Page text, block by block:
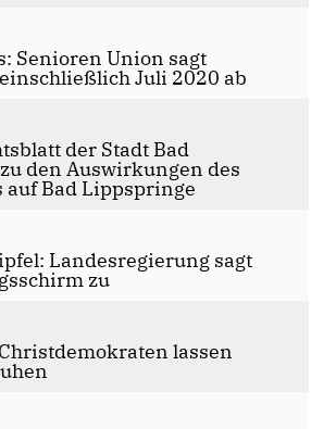
Senioren Union sagt
Juli 2020 ab
der Stadt Bad
den Auswirkungen des
auf Bad Lippspringe
Landesregierung sagt
zu
lassen